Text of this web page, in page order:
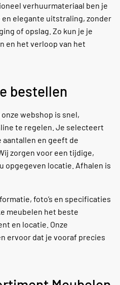
verhuurmateriaal ben je
elegante uitstraling, zonder
of opslag. Zo kun je je
en het verloop van het
bestellen
webshop is snel,
te regelen. Je selecteert
en geeft de
zorgen voor een tijdige,
opgegeven locatie. Afhalen is
foto’s en specificaties
meubelen het beste
en locatie. Onze
ervoor dat je vooraf precies